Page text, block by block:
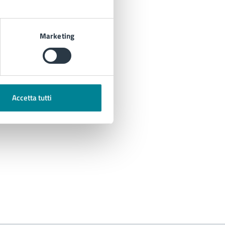
Marketing
Accetta tutti